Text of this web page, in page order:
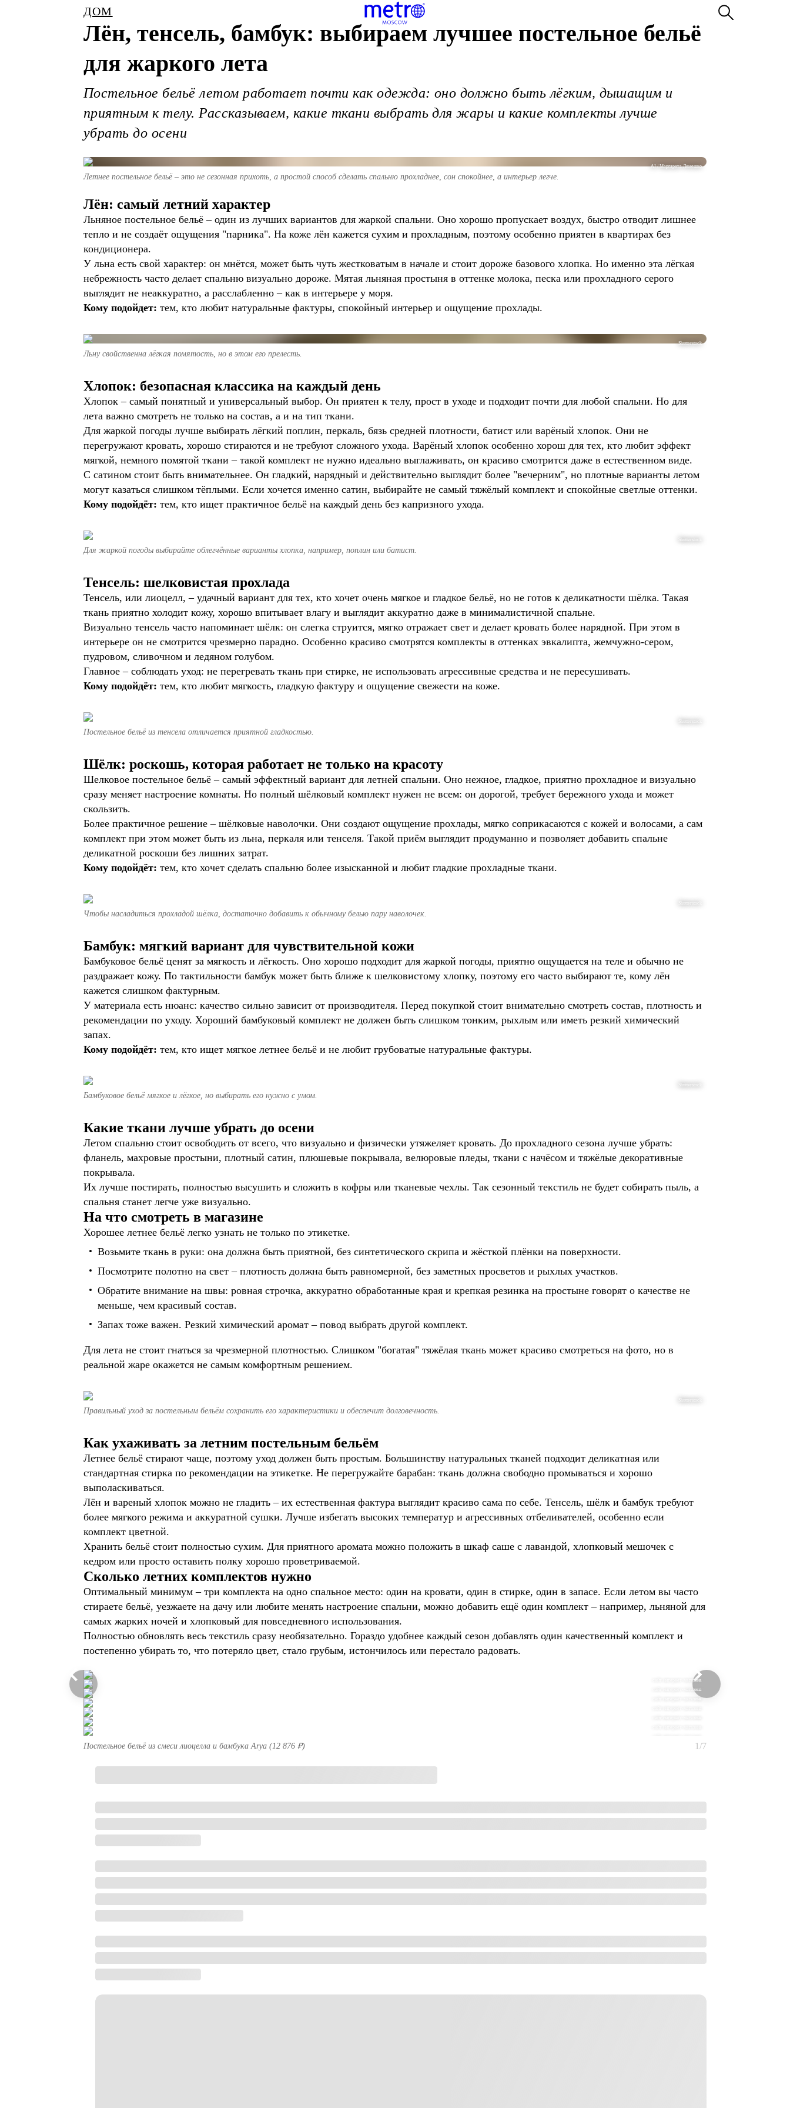
ДОМ
Лён, тенсель, бамбук: выбираем лучшее постельное бельё
для жаркого лета
Постельное бельё летом работает почти как одежда: оно должно быть лёгким, дышащим и
приятным к телу. Рассказываем, какие ткани выбрать для жары и какие комплекты лучше
убрать до осени
AI / Маргарита Лемешко
Летнее постельное бельё – это не сезонная прихоть, а простой способ сделать спальню прохладнее, сон спокойнее, а интерьер легче.
Лён: самый летний характер
Льняное постельное бельё – один из лучших вариантов для жаркой спальни. Оно хорошо пропускает воздух, быстро отводит лишнее
тепло и не создаёт ощущения "парника". На коже лён кажется сухим и прохладным, поэтому особенно приятен в квартирах без
кондиционера.
У льна есть свой характер: он мнётся, может быть чуть жестковатым в начале и стоит дороже базового хлопка. Но именно эта лёгкая
небрежность часто делает спальню визуально дороже. Мятая льняная простыня в оттенке молока, песка или прохладного серого
выглядит не неаккуратно, а расслабленно – как в интерьере у моря.
Кому подойдет: тем, кто любит натуральные фактуры, спокойный интерьер и ощущение прохлады.
Shutterstock
Льну свойственна лёгкая помятость, но в этом его прелесть.
Хлопок: безопасная классика на каждый день
Хлопок – самый понятный и универсальный выбор. Он приятен к телу, прост в уходе и подходит почти для любой спальни. Но для
лета важно смотреть не только на состав, а и на тип ткани.
Для жаркой погоды лучше выбирать лёгкий поплин, перкаль, бязь средней плотности, батист или варёный хлопок. Они не
перегружают кровать, хорошо стираются и не требуют сложного ухода. Варёный хлопок особенно хорош для тех, кто любит эффект
мягкой, немного помятой ткани – такой комплект не нужно идеально выглаживать, он красиво смотрится даже в естественном виде.
С сатином стоит быть внимательнее. Он гладкий, нарядный и действительно выглядит более "вечерним", но плотные варианты летом
могут казаться слишком тёплыми. Если хочется именно сатин, выбирайте не самый тяжёлый комплект и спокойные светлые оттенки.
Кому подойдёт: тем, кто ищет практичное бельё на каждый день без капризного ухода.
Для жаркой погоды выбирайте облегчённые варианты хлопка, например, поплин или батист.
Тенсель: шелковистая прохлада
Тенсель, или лиоцелл, – удачный вариант для тех, кто хочет очень мягкое и гладкое бельё, но не готов к деликатности шёлка. Такая
ткань приятно холодит кожу, хорошо впитывает влагу и выглядит аккуратно даже в минималистичной спальне.
Визуально тенсель часто напоминает шёлк: он слегка струится, мягко отражает свет и делает кровать более нарядной. При этом в
интерьере он не смотрится чрезмерно парадно. Особенно красиво смотрятся комплекты в оттенках эвкалипта, жемчужно-сером,
пудровом, сливочном и ледяном голубом.
Главное – соблюдать уход: не перегревать ткань при стирке, не использовать агрессивные средства и не пересушивать.
Кому подойдёт: тем, кто любит мягкость, гладкую фактуру и ощущение свежести на коже.
Постельное бельё из тенсела отличается приятной гладкостью.
Шёлк: роскошь, которая работает не только на красоту
Шелковое постельное бельё – самый эффектный вариант для летней спальни. Оно нежное, гладкое, приятно прохладное и визуально
сразу меняет настроение комнаты. Но полный шёлковый комплект нужен не всем: он дорогой, требует бережного ухода и может
скользить.
Более практичное решение – шёлковые наволочки. Они создают ощущение прохлады, мягко соприкасаются с кожей и волосами, а сам
комплект при этом может быть из льна, перкаля или тенселя. Такой приём выглядит продуманно и позволяет добавить спальне
деликатной роскоши без лишних затрат.
Кому подойдёт: тем, кто хочет сделать спальню более изысканной и любит гладкие прохладные ткани.
Чтобы насладиться прохладой шёлка, достаточно добавить к обычному белью пару наволочек.
Бамбук: мягкий вариант для чувствительной кожи
Бамбуковое бельё ценят за мягкость и лёгкость. Оно хорошо подходит для жаркой погоды, приятно ощущается на теле и обычно не
раздражает кожу. По тактильности бамбук может быть ближе к шелковистому хлопку, поэтому его часто выбирают те, кому лён
кажется слишком фактурным.
У материала есть нюанс: качество сильно зависит от производителя. Перед покупкой стоит внимательно смотреть состав, плотность и
рекомендации по уходу. Хороший бамбуковый комплект не должен быть слишком тонким, рыхлым или иметь резкий химический
запах.
Кому подойдёт: тем, кто ищет мягкое летнее бельё и не любит грубоватые натуральные фактуры.
Бамбуковое бельё мягкое и лёгкое, но выбирать его нужно с умом.
Какие ткани лучше убрать до осени
Летом спальню стоит освободить от всего, что визуально и физически утяжеляет кровать. До прохладного сезона лучше убрать:
фланель, махровые простыни, плотный сатин, плюшевые покрывала, велюровые пледы, ткани с начёсом и тяжёлые декоративные
покрывала.
Их лучше постирать, полностью высушить и сложить в кофры или тканевые чехлы. Так сезонный текстиль не будет собирать пыль, а
спальня станет легче уже визуально.
На что смотреть в магазине
Хорошее летнее бельё легко узнать не только по этикетке.
Возьмите ткань в руки: она должна быть приятной, без синтетического скрипа и жёсткой плёнки на поверхности.
Посмотрите полотно на свет – плотность должна быть равномерной, без заметных просветов и рыхлых участков.
Обратите внимание на швы: ровная строчка, аккуратно обработанные края и крепкая резинка на простыне говорят о качестве не
меньше, чем красивый состав.
Запах тоже важен. Резкий химический аромат – повод выбрать другой комплект.
Для лета не стоит гнаться за чрезмерной плотностью. Слишком "богатая" тяжёлая ткань может красиво смотреться на фото, но в
реальной жаре окажется не самым комфортным решением.
Правильный уход за постельным бельём сохранить его характеристики и обеспечит долговечность.
Как ухаживать за летним постельным бельём
Летнее бельё стирают чаще, поэтому уход должен быть простым. Большинству натуральных тканей подходит деликатная или
стандартная стирка по рекомендации на этикетке. Не перегружайте барабан: ткань должна свободно промываться и хорошо
выполаскиваться.
Лён и вареный хлопок можно не гладить – их естественная фактура выглядит красиво сама по себе. Тенсель, шёлк и бамбук требуют
более мягкого режима и аккуратной сушки. Лучше избегать высоких температур и агрессивных отбеливателей, особенно если
комплект цветной.
Хранить бельё стоит полностью сухим. Для приятного аромата можно положить в шкаф саше с лавандой, хлопковый мешочек с
кедром или просто оставить полку хорошо проветриваемой.
Сколько летних комплектов нужно
Оптимальный минимум – три комплекта на одно спальное место: один на кровати, один в стирке, один в запасе. Если летом вы часто
стираете бельё, уезжаете на дачу или любите менять настроение спальни, можно добавить ещё один комплект – например, льняной для
самых жарких ночей и хлопковый для повседневного использования.
Полностью обновлять весь текстиль сразу необязательно. Гораздо удобнее каждый сезон добавлять один качественный комплект и
постепенно убирать то, что потеряло цвет, стало грубым, истончилось или перестало радовать.
сайт интернет-магазина
сайт интернет-магазина
сайт интернет-магазина
Постельное бельё из смеси лиоцелла и бамбука Arya (12 876 ₽) 1/7